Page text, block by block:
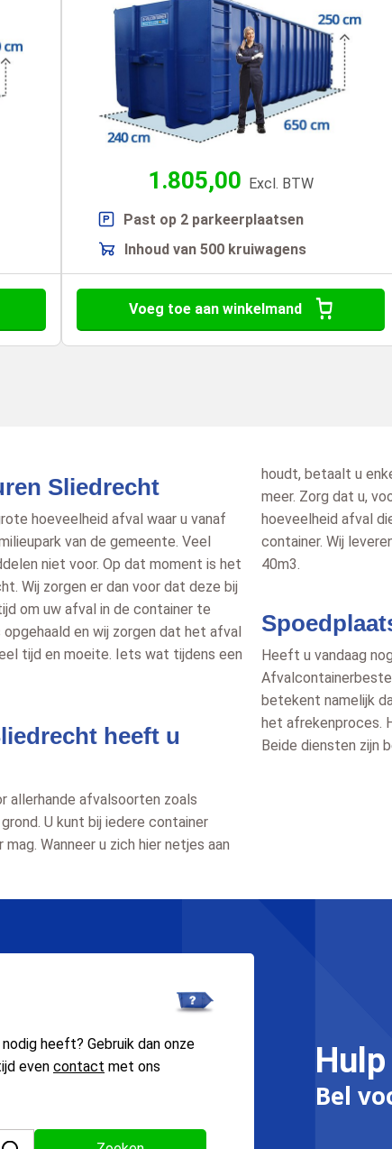
1.805,00 Excl. BTW
Past op 2 parkeerplaatsen
Inhoud van 500 kruiwagens
Voeg toe aan winkelmand
Sliedrecht
hoeveelheid afval waar u vanaf
van de gemeente. Veel
niet voor. Op dat moment is het
Wij zorgen er dan voor dat deze bij
om uw afval in de container te
en wij zorgen dat het afval
tijd en moeite. Iets wat tijdens een
heeft u
allerhande afvalsoorten zoals
U kunt bij iedere container
Wanneer u zich hier netjes aan
houdt, betaalt u
meer. Zorg dat u,
hoeveelheid afval
container. Wij
40m3.
Heeft u vandaag
betekent namelijk
het afrekenproces.
Beide diensten zijn
heeft? Gebruik dan onze
even contact met ons
Bel